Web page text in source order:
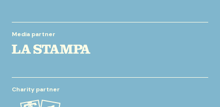
Media partner
Charity partner